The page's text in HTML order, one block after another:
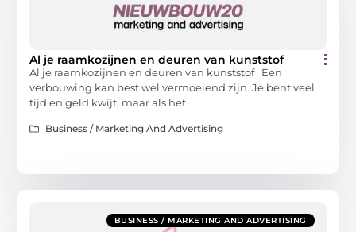
Al je raamkozijnen en deuren van kunststof
Al je raamkozijnen en deuren van kunststof Een
verbouwing kan best wel vermoeiend zijn. Je bent veel
tijd en geld kwijt, maar als het
Business / Marketing And Advertising
BUSINESS / MARKETING AND ADVERTISING